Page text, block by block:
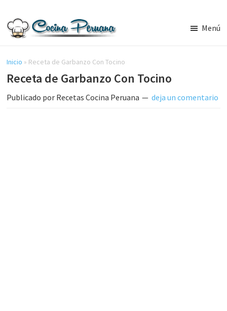
contenido
lateral
principal
Cocina
Peruana,
Recetas
de
Comida
Menú
Inicio » Receta de Garbanzo Con Tocino
Receta de Garbanzo Con Tocino
Publicado por Recetas Cocina Peruana deja un comentario